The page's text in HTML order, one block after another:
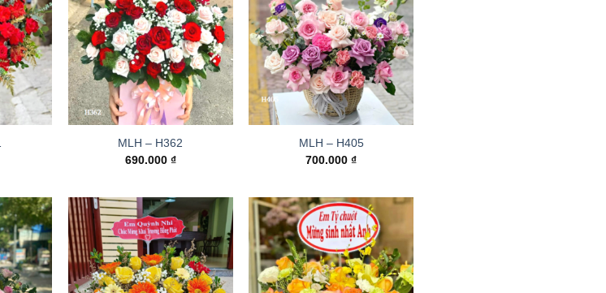
MLH – H362
690.000 ₫
MLH – H405
700.000₫